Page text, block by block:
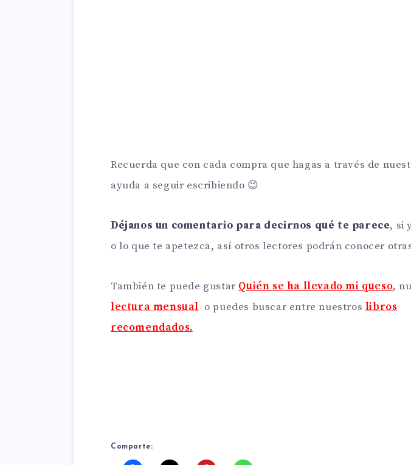
Recuerda que con cada compra que hagas a través de
ayuda a seguir escribiendo 😉
Déjanos un comentario para decirnos qué te parece, si
o lo que te apetezca, así otros lectores podrán conocer
También te puede gustar Quién se ha llevado mi queso,
lectura mensual o puedes buscar entre nuestros libros
recomendados.
Comparte: